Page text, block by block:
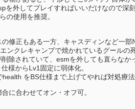
を外してプレイすればいいだけなので深刻
の使用を推奨。
修正もある一方、キャスディンなど一部
ンクレキャンプで焼かれているグールの
除されていて、esmを外しても直らなか
様からLv1固定に弱体化。
をBS仕様まで上げてやれば対処療法
に合わせてオン・オフ可。